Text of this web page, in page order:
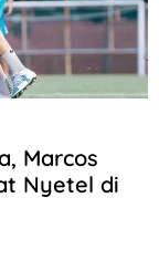
Marcos
Nyetel di